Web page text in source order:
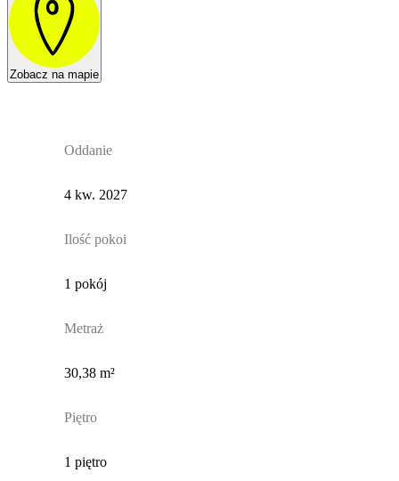
Zobacz na mapie
Oddanie
4 kw. 2027
Ilość pokoi
1 pokój
Metraż
30,38 m²
Piętro
1 piętro